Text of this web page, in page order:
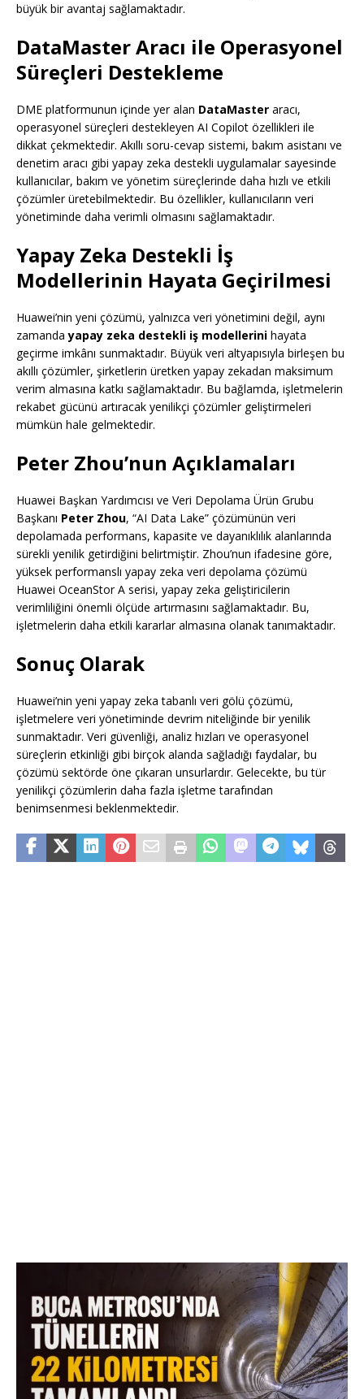
büyük bir avantaj sağlamaktadır.
DataMaster Aracı ile Operasyonel
Süreçleri Destekleme
DME platformunun içinde yer alan DataMaster aracı,
operasyonel süreçleri destekleyen AI Copilot özellikleri ile
dikkat çekmektedir. Akıllı soru-cevap sistemi, bakım asistanı ve
denetim aracı gibi yapay zeka destekli uygulamalar sayesinde
kullanıcılar, bakım ve yönetim süreçlerinde daha hızlı ve etkili
çözümler üretebilmektedir. Bu özellikler, kullanıcıların veri
yönetiminde daha verimli olmasını sağlamaktadır.
Yapay Zeka Destekli İş
Modellerinin Hayata Geçirilmesi
Huawei’nin yeni çözümü, yalnızca veri yönetimini değil, aynı
zamandayapay zeka destekli iş modellerini hayata
geçirme imkânı sunmaktadır. Büyük veri altyapısıyla birleşen bu
akıllı çözümler, şirketlerin üretken yapay zekadan maksimum
verim almasına katkı sağlamaktadır. Bu bağlamda, işletmelerin
rekabet gücünü artıracak yenilikçi çözümler geliştirmeleri
mümkün hale gelmektedir.
Peter Zhou’nun Açıklamaları
Huawei Başkan Yardımcısı ve Veri Depolama Ürün Grubu
Başkanı Peter Zhou, “AI Data Lake” çözümünün veri
depolamada performans, kapasite ve dayanıklılık alanlarında
sürekli yenilik getirdiğini belirtmiştir. Zhou’nun ifadesine göre,
yüksek performanslı yapay zeka veri depolama çözümü
Huawei OceanStor A serisi, yapay zeka geliştiricilerin
verimliliğini önemli ölçüde artırmasını sağlamaktadır. Bu,
işletmelerin daha etkili kararlar almasına olanak tanımaktadır.
Sonuç Olarak
Huawei’nin yeni yapay zeka tabanlı veri gölü çözümü,
işletmelere veri yönetiminde devrim niteliğinde bir yenilik
sunmaktadır. Veri güvenliği, analiz hızları ve operasyonel
süreçlerin etkinliği gibi birçok alanda sağladığı faydalar, bu
çözümü sektörde öne çıkaran unsurlardır. Gelecekte, bu tür
yenilikçi çözümlerin daha fazla işletme tarafından
benimsenmesi beklenmektedir.